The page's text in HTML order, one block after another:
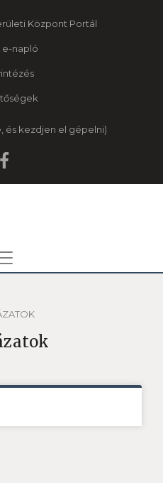
Központ Portál
e-napló